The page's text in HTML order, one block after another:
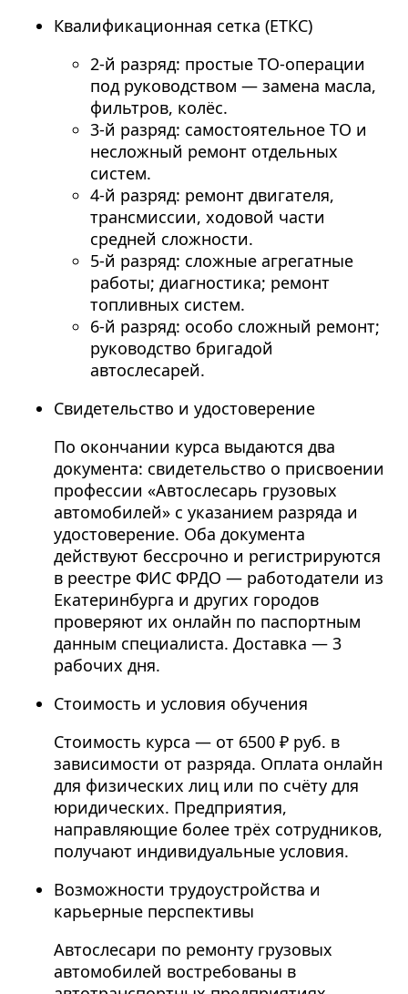
Квалификационная сетка (ЕТКС)
2-й разряд: простые ТО-операции
под руководством — замена масла,
фильтров, колёс.
3-й разряд: самостоятельное ТО и
несложный ремонт отдельных
систем.
4-й разряд: ремонт двигателя,
трансмиссии, ходовой части
средней сложности.
5-й разряд: сложные агрегатные
работы; диагностика; ремонт
топливных систем.
6-й разряд: особо сложный ремонт;
руководство бригадой
автослесарей.
Свидетельство и удостоверение
По окончании курса выдаются два
документа: свидетельство о присвоении
профессии «Автослесарь грузовых
автомобилей» с указанием разряда и
удостоверение. Оба документа
действуют бессрочно и регистрируются
в реестре ФИС ФРДО — работодатели из
Екатеринбурга и других городов
проверяют их онлайн по паспортным
данным специалиста. Доставка — 3
рабочих дня.
Стоимость и условия обучения
Стоимость курса — от 6500 ₽ руб. в
зависимости от разряда. Оплата онлайн
для физических лиц или по счёту для
юридических. Предприятия,
направляющие более трёх сотрудников,
получают индивидуальные условия.
Возможности трудоустройства и
карьерные перспективы
Автослесари по ремонту грузовых
автомобилей востребованы в